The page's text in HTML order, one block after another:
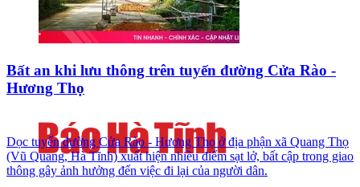
Bất an khi lưu thông trên tuyến đường Cửa Rào -
Hương Thọ
Dọc tuyến đường Cửa Rào - Hương Thọ ở địa phận xã Quang Thọ
(Vũ Quang, Hà Tĩnh) xuất hiện nhiều điểm sạt lở, bất cập trong giao
thông gây ảnh hưởng đến việc đi lại của người dân.